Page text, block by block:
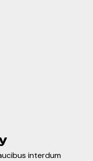
interdum